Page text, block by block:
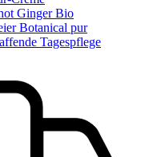
Ginger Bio
Botanical pur
Tagespflege